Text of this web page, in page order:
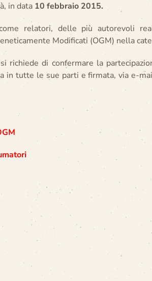
in data 10 febbraio 2015.
relatori, delle più autorevoli
Modificati (OGM) nella
richiede di confermare la
in tutte le sue parti e firmata, via e-